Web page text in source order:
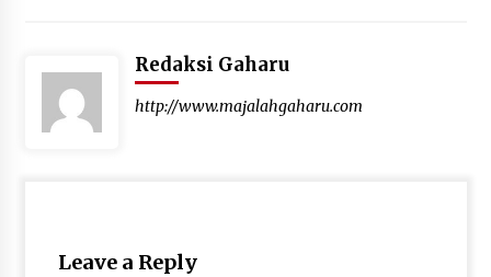
Redaksi Gaharu
http://www.majalahgaharu.com
Leave a Reply